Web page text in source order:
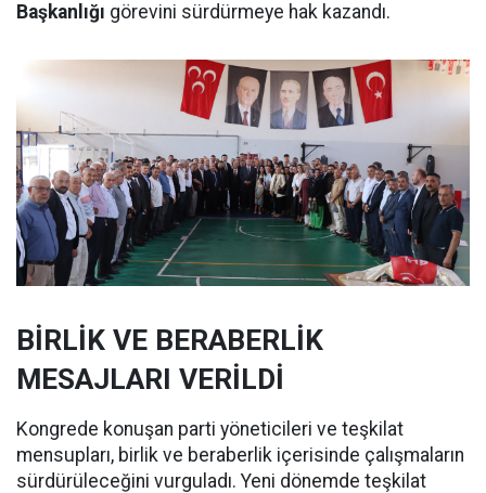
Başkanlığı görevini sürdürmeye hak kazandı.
BİRLİK VE BERABERLİK
MESAJLARI VERİLDİ
Kongrede konuşan parti yöneticileri ve teşkilat
mensupları, birlik ve beraberlik içerisinde çalışmaların
sürdürüleceğini vurguladı. Yeni dönemde teşkilat